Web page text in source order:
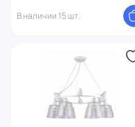
В наличии 15 шт.
Форма плафона
Количество плафонов
Оформление